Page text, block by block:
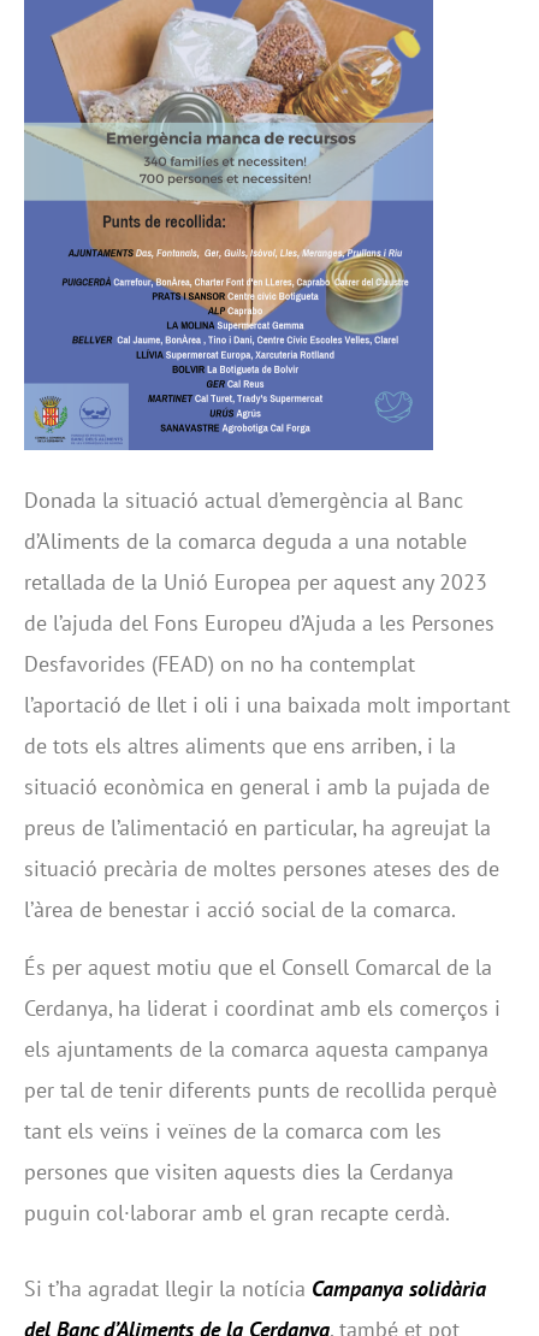
Donada la situació actual d’emergència al Banc
d’Aliments de la comarca deguda a una notable
retallada de la Unió Europea per aquest any 2023
de l’ajuda del Fons Europeu d’Ajuda a les Persones
Desfavorides (FEAD) on no ha contemplat
l’aportació de llet i oli i una baixada molt important
de tots els altres aliments que ens arriben, i la
situació econòmica en general i amb la pujada de
preus de l’alimentació en particular, ha agreujat la
situació precària de moltes persones ateses des de
l’àrea de benestar i acció social de la comarca.
És per aquest motiu que el Consell Comarcal de la
Cerdanya, ha liderat i coordinat amb els comerços i
els ajuntaments de la comarca aquesta campanya
per tal de tenir diferents punts de recollida perquè
tant els veïns i veïnes de la comarca com les
persones que visiten aquests dies la Cerdanya
puguin col·laborar amb el gran recapte cerdà.
Si t’ha agradat llegir la notícia Campanya solidària
del Banc d’Aliments de la Cerdanya, també et pot